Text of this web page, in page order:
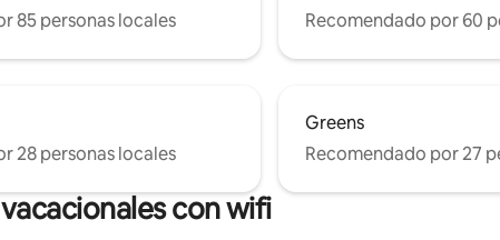
85 personas locales
Recomendado por 60
28 personas locales
Greens
Recomendado por 27
con wifi